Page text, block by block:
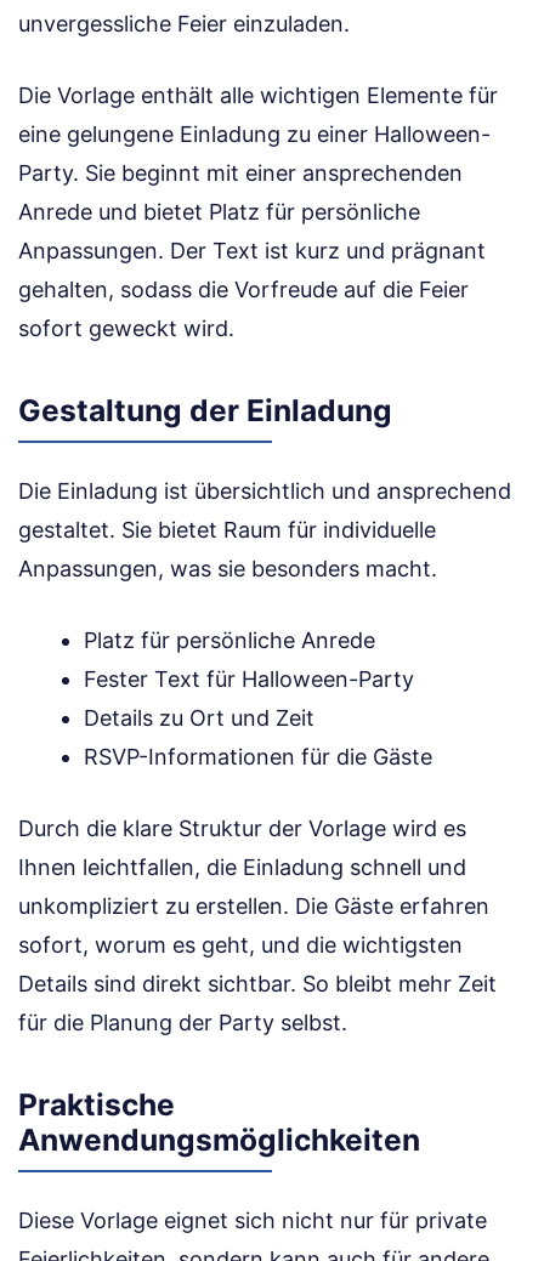
unvergessliche Feier einzuladen.
Die Vorlage enthält alle wichtigen Elemente für
eine gelungene Einladung zu einer Halloween-
Party. Sie beginnt mit einer ansprechenden
Anrede und bietet Platz für persönliche
Anpassungen. Der Text ist kurz und prägnant
gehalten, sodass die Vorfreude auf die Feier
sofort geweckt wird.
Gestaltung der Einladung
Die Einladung ist übersichtlich und ansprechend
gestaltet. Sie bietet Raum für individuelle
Anpassungen, was sie besonders macht.
Platz für persönliche Anrede
Fester Text für Halloween-Party
Details zu Ort und Zeit
RSVP-Informationen für die Gäste
Durch die klare Struktur der Vorlage wird es
Ihnen leichtfallen, die Einladung schnell und
unkompliziert zu erstellen. Die Gäste erfahren
sofort, worum es geht, und die wichtigsten
Details sind direkt sichtbar. So bleibt mehr Zeit
für die Planung der Party selbst.
Praktische
Anwendungsmöglichkeiten
Diese Vorlage eignet sich nicht nur für private